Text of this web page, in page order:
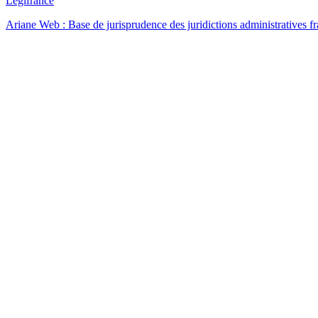
Ariane Web : Base de jurisprudence des juridictions administratives